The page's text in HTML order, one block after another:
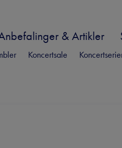
& Artikler
Koncertsale